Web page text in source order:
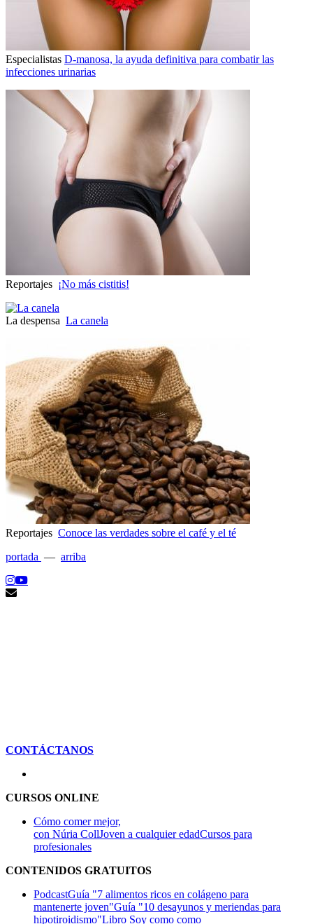
Especialistas D-manosa, la ayuda definitiva para combatir las
infecciones urinarias
Reportajes ¡No más cistitis!
La despensa La canela
Reportajes Conoce las verdades sobre el café y el té
portada — arriba
CONTÁCTANOS
CURSOS ONLINE
Cómo comer mejor,
con Núria CollJoven a cualquier edadCursos para
profesionales
CONTENIDOS GRATUITOS
PodcastGuía "7 alimentos ricos en colágeno para
mantenerte joven"Guía "10 desayunos y meriendas para
hipotiroidismo"Libro Soy como como